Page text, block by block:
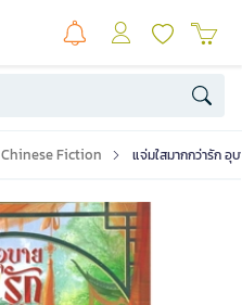
Chinese Fiction แจ่มใสมากกว่ารัก อุ